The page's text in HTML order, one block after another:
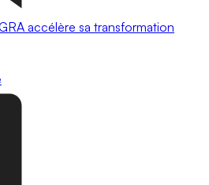
accélère sa transformation